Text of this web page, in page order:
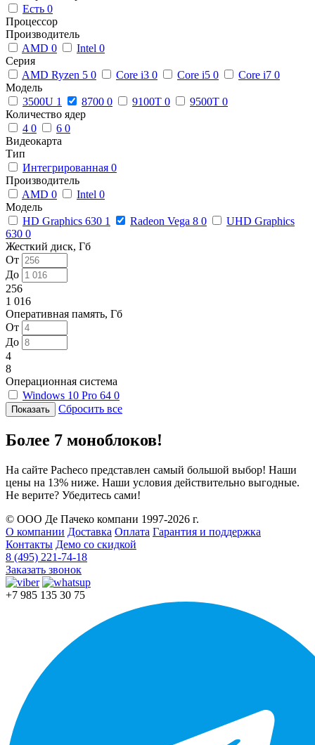
Есть 0
Процессор
Производитель
AMD 0 Intel 0
Серия
AMD Ryzen 5 0 Core i3 0 Core i5 0 Core i7 0
Модель
3500U 1 8700 0 9100T 0 9500T 0
Количество ядер
4 0 6 0
Видеокарта
Тип
Интегрированная 0
Производитель
AMD 0 Intel 0
Модель
HD Graphics 630 1 Radeon Vega 8 0
UHD Graphics
630 0
Жесткий диск, Гб
От
До
256
1 016
Оперативная память, Гб
От
До
4
8
Операционная система
Windows 10 Pro 64 0
Сбросить все
Более 7 моноблоков!
На сайте Pacheco представлен самый большой выбор! Наши
цены на 13% ниже. Наши условия действительно выгодные.
Не верите? Убедитесь сами!
© ООО Де Пачеко компани 1997-2026 г.
О компании Доставка Оплата Гарантия и поддержка
Контакты Демо со скидкой
8 (495) 221-74-18
Заказать звонок
+7 985 135 30 75